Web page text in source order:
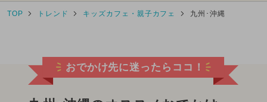
TOP トレンド キッズカフェ・親子カフェ 九州･沖縄
おでかけ先に迷ったらココ！